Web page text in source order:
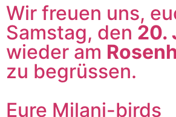
Wir freuen uns,
Samstag, den 20.
wieder am
zu begrüssen.
Eure Milani-birds